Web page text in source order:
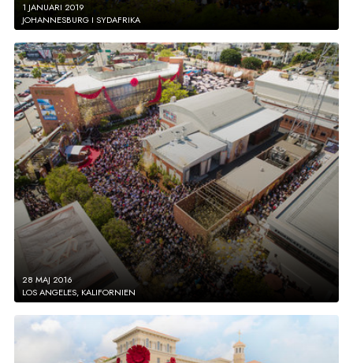
1 JANUARI 2019
JOHANNESBURG I SYDAFRIKA
28 MAJ 2016
LOS ANGELES, KALIFORNIEN